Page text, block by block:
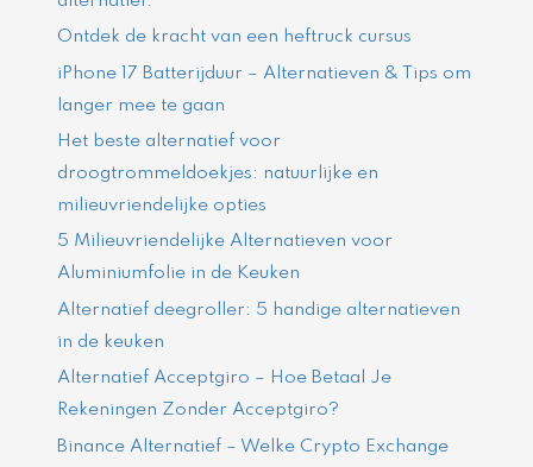
Ontdek de kracht van een heftruck cursus
iPhone 17 Batterijduur – Alternatieven & Tips om
langer mee te gaan
Het beste alternatief voor
droogtrommeldoekjes: natuurlijke en
milieuvriendelijke opties
5 Milieuvriendelijke Alternatieven voor
Aluminiumfolie in de Keuken
Alternatief deegroller: 5 handige alternatieven
in de keuken
Alternatief Acceptgiro – Hoe Betaal Je
Rekeningen Zonder Acceptgiro?
Binance Alternatief – Welke Crypto Exchange